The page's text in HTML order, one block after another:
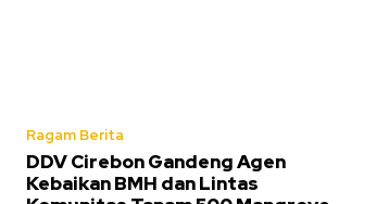
Ragam Berita
DDV Cirebon Gandeng Agen
Kebaikan BMH dan Lintas